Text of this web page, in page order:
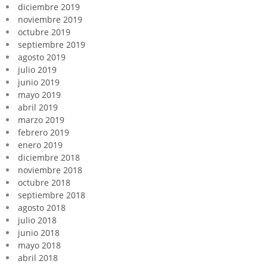
diciembre 2019
noviembre 2019
octubre 2019
septiembre 2019
agosto 2019
julio 2019
junio 2019
mayo 2019
abril 2019
marzo 2019
febrero 2019
enero 2019
diciembre 2018
noviembre 2018
octubre 2018
septiembre 2018
agosto 2018
julio 2018
junio 2018
mayo 2018
abril 2018